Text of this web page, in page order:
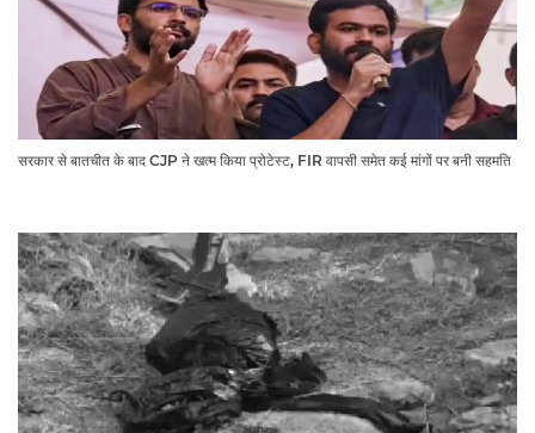
सरकार से बातचीत के बाद CJP ने खत्म किया प्रोटेस्ट, FIR वापसी समेत कई मांगों पर बनी सहमति